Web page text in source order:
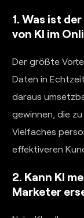
1. Was ist
von KI im
Der größte
Daten in
daraus
gewinnen, die
Vielfaches
effektiveren
2. Kann KI
Marketer